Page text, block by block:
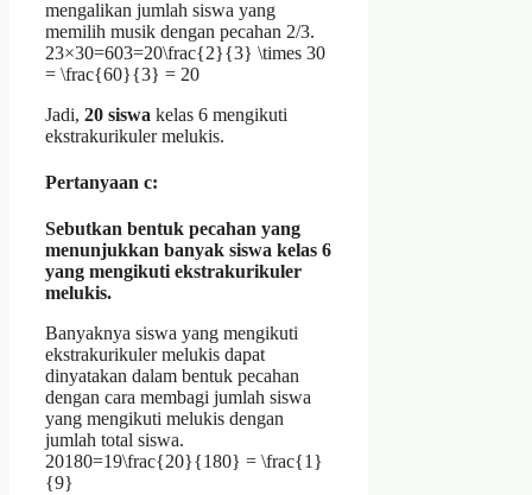
mengalikan jumlah siswa yang
memilih musik dengan pecahan 2/3.
23×30=603=20\frac{2}{3} \times 30
= \frac{60}{3} = 20
Jadi, 20 siswa kelas 6 mengikuti
ekstrakurikuler melukis.
Pertanyaan c:
Sebutkan bentuk pecahan yang
menunjukkan banyak siswa kelas 6
yang mengikuti ekstrakurikuler
melukis.
Banyaknya siswa yang mengikuti
ekstrakurikuler melukis dapat
dinyatakan dalam bentuk pecahan
dengan cara membagi jumlah siswa
yang mengikuti melukis dengan
jumlah total siswa.
20180=19\frac{20}{180} = \frac{1}
{9}